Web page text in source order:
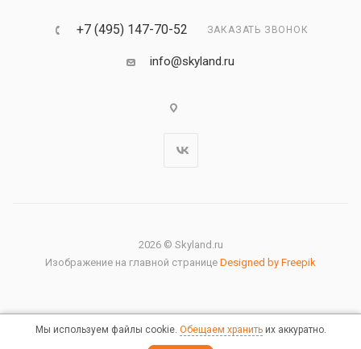
+7 (495) 147-70-52 ЗАКАЗАТЬ ЗВОНОК
info@skyland.ru
2026 © Skyland.ru
Изображение на главной странице Designed by Freepik
Правовая информация
Мы используем файлы cookie. Обещаем хранитьих аккуратно.